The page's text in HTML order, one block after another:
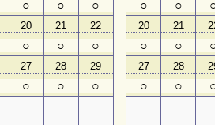
○ ○ ○
20
○
21
○
22
○
27
○
28
○
29
○
○ ○
20
○
21
○
27
○
28
○